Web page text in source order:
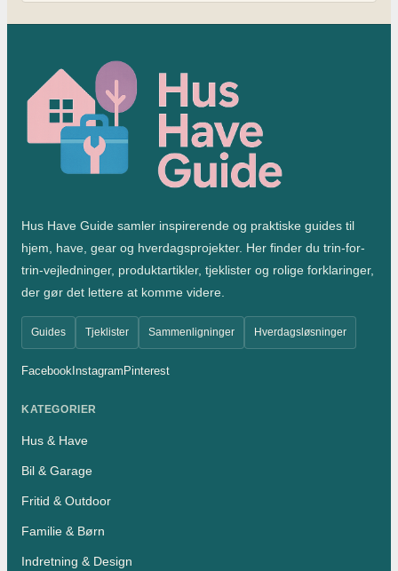
Hus Have Guide samler inspirerende og praktiske guides til
hjem, have, gear og hverdagsprojekter. Her finder du trin-for-
trin-vejledninger, produktartikler, tjeklister og rolige forklaringer,
der gør det lettere at komme videre.
Guides Tjeklister Sammenligninger Hverdagsløsninger
Facebook Instagram Pinterest
KATEGORIER
Hus & Have
Bil & Garage
Fritid & Outdoor
Familie & Børn
Indretning & Design